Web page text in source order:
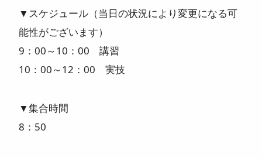
▼スケジュール（当日の状況により変更になる可
能性がございます）
9：00～10：00 講習
10：00～12：00 実技
▼集合時間
8：50